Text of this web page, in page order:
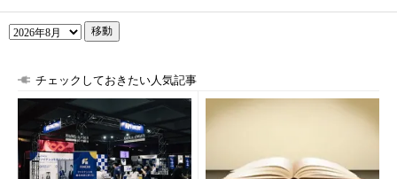
移動
チェックしておきたい人気記事